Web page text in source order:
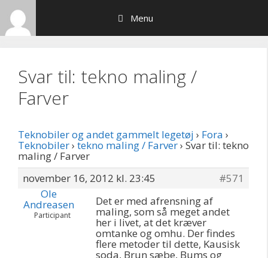
Hop
indhold
Menu
Svar til: tekno maling /
Farver
Teknobiler og andet gammelt legetøj › Fora ›
Teknobiler› tekno maling / Farver› Svar til: tekno
maling / Farver
november 16, 2012 kl. 23:45
#571
Ole
Andreasen
Participant
Det er med afrensning af
maling, som så meget andet
her i livet, at det kræver
omtanke og omhu. Der findes
flere metoder til dette, Kausisk
soda, Brun sæbe, Bums og